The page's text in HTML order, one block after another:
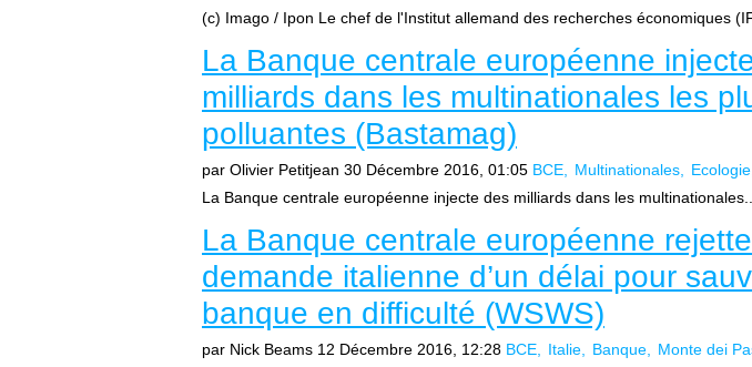
(c) Imago / Ipon Le chef de l'Institut allemand des recherches économiques
La Banque centrale européenne
milliards dans les multinationales les
polluantes (Bastamag)
par Olivier Petitjean 30 Décembre 2016, 01:05 BCE Multinationales Ecologie
La Banque centrale européenne injecte des milliards dans les multinationales...
La Banque centrale européenne
demande italienne d’un délai pour
banque en difficulté (WSWS)
par Nick Beams 12 Décembre 2016, 12:28 BCE Italie Banque
Monte dei